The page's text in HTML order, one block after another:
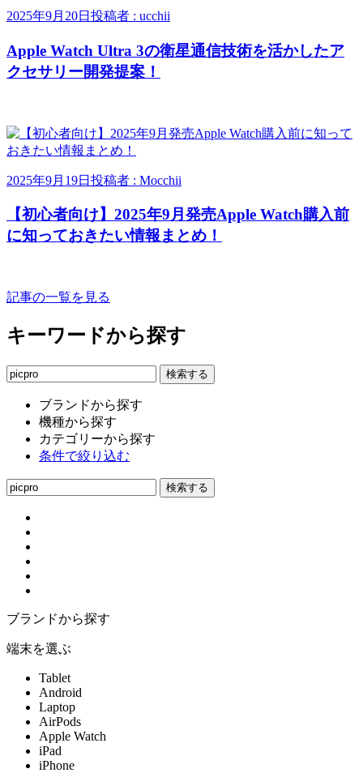
2025年9月20日 投稿者 : ucchii
Apple Watch Ultra 3の衛星通信技術を活かしたア
クセサリー開発提案！
2025年9月19日 投稿者 : Mocchii
【初心者向け】2025年9月発売Apple Watch購入前
に知っておきたい情報まとめ！
記事の一覧を見る
キーワードから探す
ブランドから探す
機種から探す
カテゴリーから探す
条件で絞り込む
ブランドから探す
端末を選ぶ
Tablet
Android
Laptop
AirPods
Apple Watch
iPad
iPhone